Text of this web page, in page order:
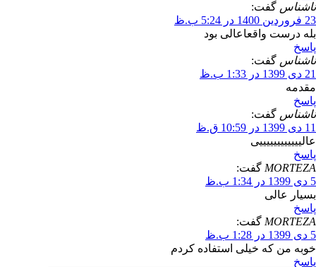
ناشناس گفت:
23 فروردین 1400 در 5:24 ب.ظ
بله درست واقعاعالی بود
پاسخ
ناشناس گفت:
21 دی 1399 در 1:33 ب.ظ
مقدمه
پاسخ
ناشناس گفت:
11 دی 1399 در 10:59 ق.ظ
عالییییییییییییی
پاسخ
MORTEZA گفت:
5 دی 1399 در 1:34 ب.ظ
بسیار عالی
پاسخ
MORTEZA گفت:
5 دی 1399 در 1:28 ب.ظ
خوبه من که خیلی استفاده کردم
پاسخ